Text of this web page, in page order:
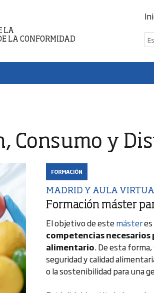
LA
LA CONFORMIDAD
Consumo y
FORMACIÓN
MADRID Y AULA
Formación máster
El objetivo de estemásteres
competencias necesarios
alimentario. De esta
seguridad y calidad
o la sostenibilidad para una